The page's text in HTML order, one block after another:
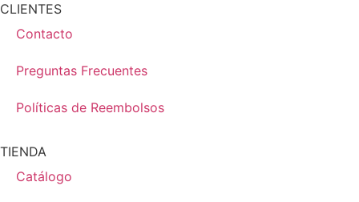
CLIENTES
Contacto
Preguntas Frecuentes
Políticas de Reembolsos
TIENDA
Catálogo